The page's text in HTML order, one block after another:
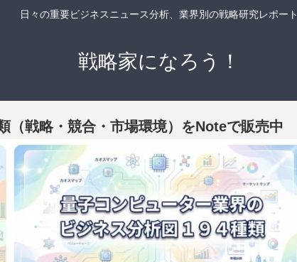
日々の重要ビジネスニュース分析、業界別の戦略研究レポート
戦略家になろう！
（戦略・競合・市場環境）をNoteで販売中